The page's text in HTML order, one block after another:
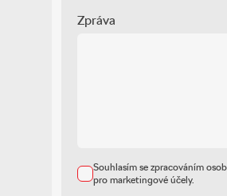
Zpráva
Souhlasím se zpracováním
pro marketingové účely.